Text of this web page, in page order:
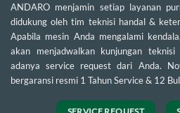
ANDARO menjamin setiap layanan
didukung oleh tim teknisi handal &
Apabila mesin Anda mengalami
akan menjadwalkan kunjungan
adanya service request dari Anda.
bergaransi resmi 1 Tahun Service & 12